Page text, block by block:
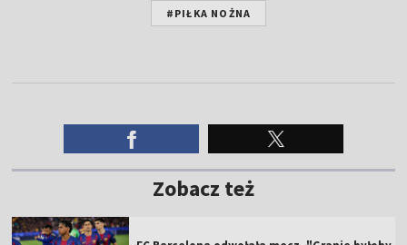
#PIŁKA NOŻNA
Zobacz też